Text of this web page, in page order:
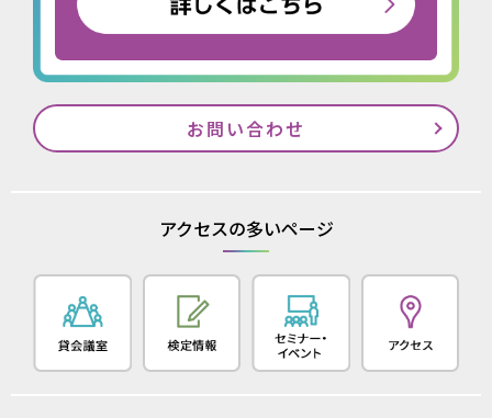
お問い合わせ
アクセスの多いページ